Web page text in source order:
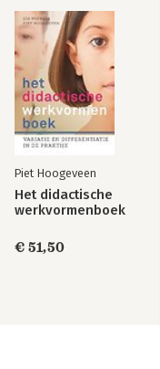
Piet Hoogeveen
Het didactische
werkvormenboek
€ 51,50